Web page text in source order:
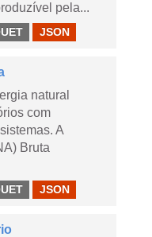
pela...
JSON
natural
com
A
Bruta
JSON